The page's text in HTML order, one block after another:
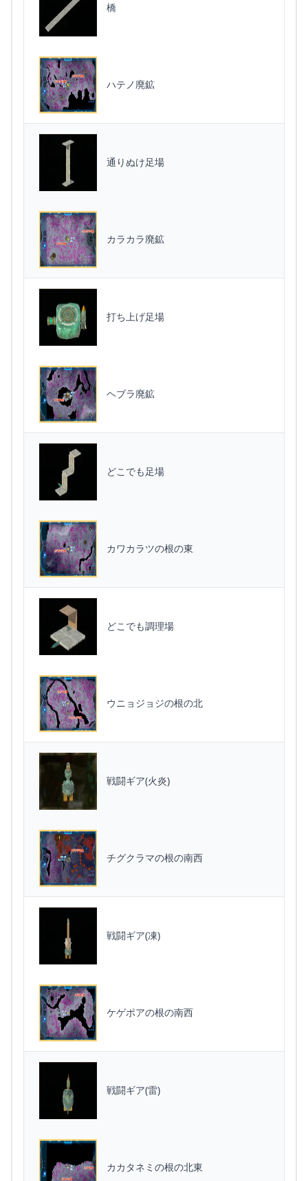
橋
ハテノ廃鉱
通りぬけ足場
カラカラ廃鉱
打ち上げ足場
ヘブラ廃鉱
どこでも足場
カワカラツの根の東
どこでも調理場
ウニョジョジの根の北
戦闘ギア(火炎)
チグクラマの根の南西
戦闘ギア(凍)
ケゲポアの根の南西
戦闘ギア(雷)
カカタネミの根の北東